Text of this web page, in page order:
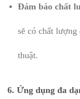
Đảm bảo chất
sẽ có chất lượng
thuật.
6. Ứng dụng đa